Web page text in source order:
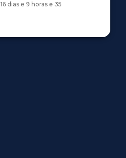
16 dias e 9 horas e 35